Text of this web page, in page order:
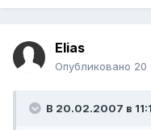
Elias
Опубликовано 20
В 20.02.2007 в